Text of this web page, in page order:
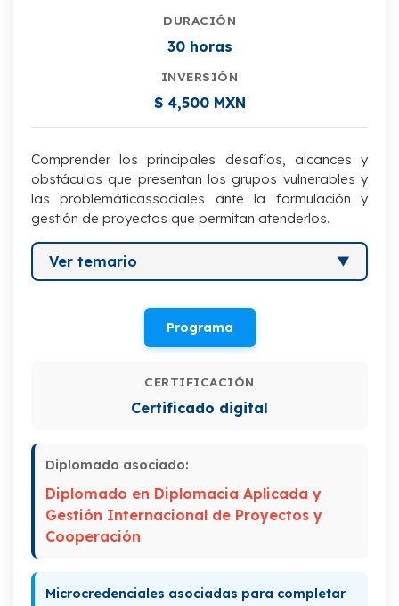
DURACIÓN
30 horas
INVERSIÓN
$ 4,500 MXN
Comprender los principales desafíos, alcances y
obstáculos que presentan los grupos vulnerables y
las problemáticassociales ante la formulación y
gestión de proyectos que permitan atenderlos.
Ver temario
II. Planeación de un proyecto y gestión del
V. Evaluación de Proyectos Sociales
Programa
CERTIFICACIÓN
Certificado digital
Diplomado asociado:
Diplomado en Diplomacia Aplicada y
Gestión Internacional de Proyectos y
Cooperación
Microcredenciales asociadas para completar